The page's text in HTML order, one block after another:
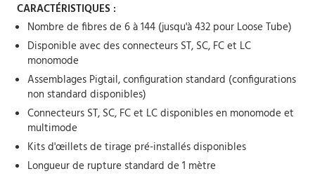
CARACTÉRISTIQUES :
Nombre de fibres de 6 à 144 (jusqu'à 432 pour Loose Tube)
Disponible avec des connecteurs ST, SC, FC et LC
monomode
Assemblages Pigtail, configuration standard (configurations
non standard disponibles)
Connecteurs ST, SC, FC et LC disponibles en monomode et
multimode
Kits d'œillets de tirage pré-installés disponibles
Longueur de rupture standard de 1 mètre